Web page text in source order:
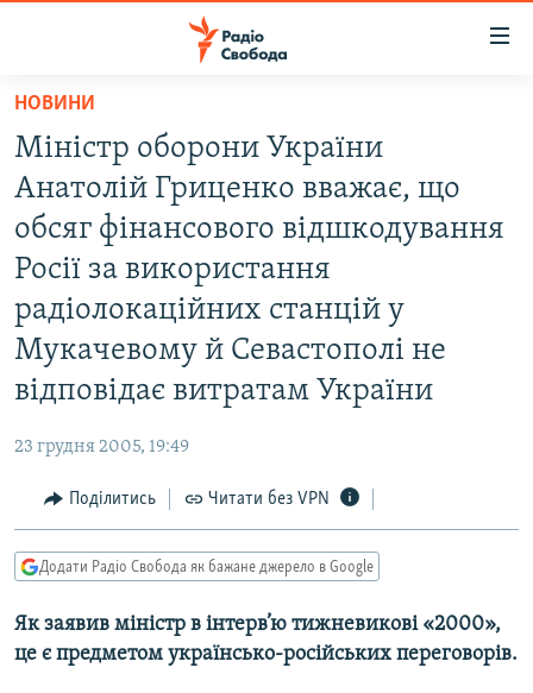
Перейти
основного
матеріалу
Перейти
до
основної
навігації
Перейти
до
пошуку
РАДІО СВОБОДА – 70 РОКІВ
ВСЕ ЗА ДОБУ
СТАТТІ
ПОЛІТИКА
ЕКОНОМІКА
СУСПІЛЬСТВО
КУЛЬТУРА
СВІТ
ВІЙНА
РОСІЙСЬКА «ФІЛЬТРАЦІЯ»
ДОНБАС.РЕАЛІЇ
КРИМ.РЕАЛІЇ
КИТАЙ.ВИКЛИКИ
МУЛЬТИМЕДІА
НОВИНИ
Міністр оборони України
Анатолій Гриценко вважає, що
обсяг фінансового відшкодування
Росії за використання
радіолокаційних станцій у
Мукачевому й Севастополі не
відповідає витратам України
23 грудня 2005, 19:49
Поділитись Читати без VPN
Додати Радіо Свобода як бажане джерело в Google
Як заявив міністр в інтерв’ю тижневикові «2000»,
це є предметом українсько-російських переговорів.